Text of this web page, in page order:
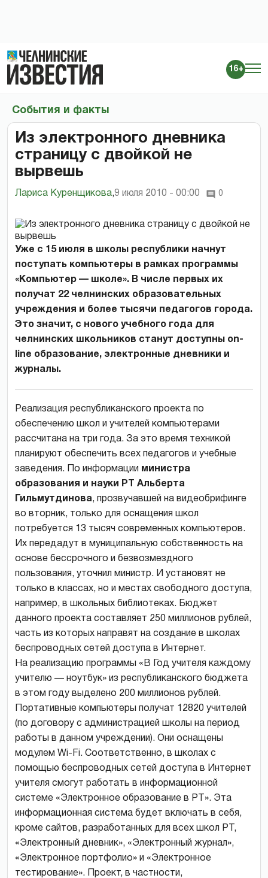
16+
События и факты
Из электронного дневника
страницу с двойкой не
вырвешь
Лариса Куренщикова,9 июля 2010 - 00:00 0
Уже с 15 июля в школы республики начнут
поступать компьютеры в рамках программы
«Компьютер — школе». В числе первых их
получат 22 челнинских образовательных
учреждения и более тысячи педагогов города.
Это значит, с нового учебного года для
челнинских школьников станут доступны on-
line образование, электронные дневники и
журналы.
Реализация республиканского проекта по
обеспечению школ и учителей компьютерами
рассчитана на три года. За это время техникой
планируют обеспечить всех педагогов и учебные
заведения. По информации министра
образования и науки РТ Альберта
Гильмутдинова, прозвучавшей на видеобрифинге
во вторник, только для оснащения школ
потребуется 13 тысяч современных компьютеров.
Их передадут в муниципальную собственность на
основе бессрочного и безвозмездного
пользования, уточнил министр. И установят не
только в классах, но и местах свободного доступа,
например, в школьных библиотеках. Бюджет
данного проекта составляет 250 миллионов рублей,
часть из которых направят на создание в школах
беспроводных сетей доступа в Интернет.
На реализацию программы «В Год учителя каждому
учителю — ноутбук» из республиканского бюджета
в этом году выделено 200 миллионов рублей.
Портативные компьютеры получат 12820 учителей
(по договору с администрацией школы на период
работы в данном учреждении). Они оснащены
модулем Wi-Fi. Соответственно, в школах с
помощью беспроводных сетей доступа в Интернет
учителя смогут работать в информационной
системе «Электронное образование в РТ». Эта
информационная система будет включать в себя,
кроме сайтов, разработанных для всех школ РТ,
«Электронный дневник», «Электронный журнал»,
«Электронное портфолио» и «Электронное
тестирование». Проект, в частности,